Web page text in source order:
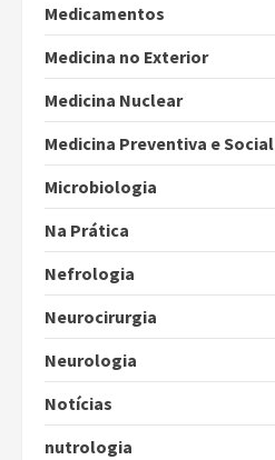
Medicamentos
Medicina no Exterior
Medicina Nuclear
Medicina Preventiva e Social
Microbiologia
Na Prática
Nefrologia
Neurocirurgia
Neurologia
Notícias
nutrologia